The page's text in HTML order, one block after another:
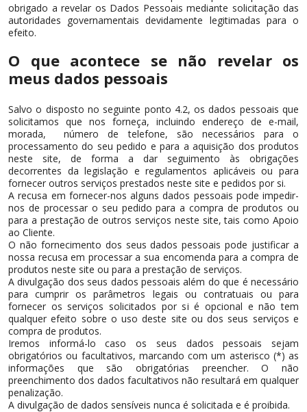
obrigado a revelar os Dados Pessoais mediante solicitação das
autoridades governamentais devidamente legitimadas para o
efeito.
O que acontece se não revelar os
meus dados pessoais
Salvo o disposto no seguinte ponto 4.2, os dados pessoais que
solicitamos que nos forneça, incluindo endereço de e-mail,
morada, número de telefone, são necessários para o
processamento do seu pedido e para a aquisição dos produtos
neste site, de forma a dar seguimento às obrigações
decorrentes da legislação e regulamentos aplicáveis ou para
fornecer outros serviços prestados neste site e pedidos por si.
A recusa em fornecer-nos alguns dados pessoais pode impedir-
nos de processar o seu pedido para a compra de produtos ou
para a prestação de outros serviços neste site, tais como Apoio
ao Cliente.
O não fornecimento dos seus dados pessoais pode justificar a
nossa recusa em processar a sua encomenda para a compra de
produtos neste site ou para a prestação de serviços.
A divulgação dos seus dados pessoais além do que é necessário
para cumprir os parâmetros legais ou contratuais ou para
fornecer os serviços solicitados por si é opcional e não tem
qualquer efeito sobre o uso deste site ou dos seus serviços e
compra de produtos.
Iremos informá-lo caso os seus dados pessoais sejam
obrigatórios ou facultativos, marcando com um asterisco (*) as
informações que são obrigatórias preencher. O não
preenchimento dos dados facultativos não resultará em qualquer
penalização.
A divulgação de dados sensíveis nunca é solicitada e é proibida.